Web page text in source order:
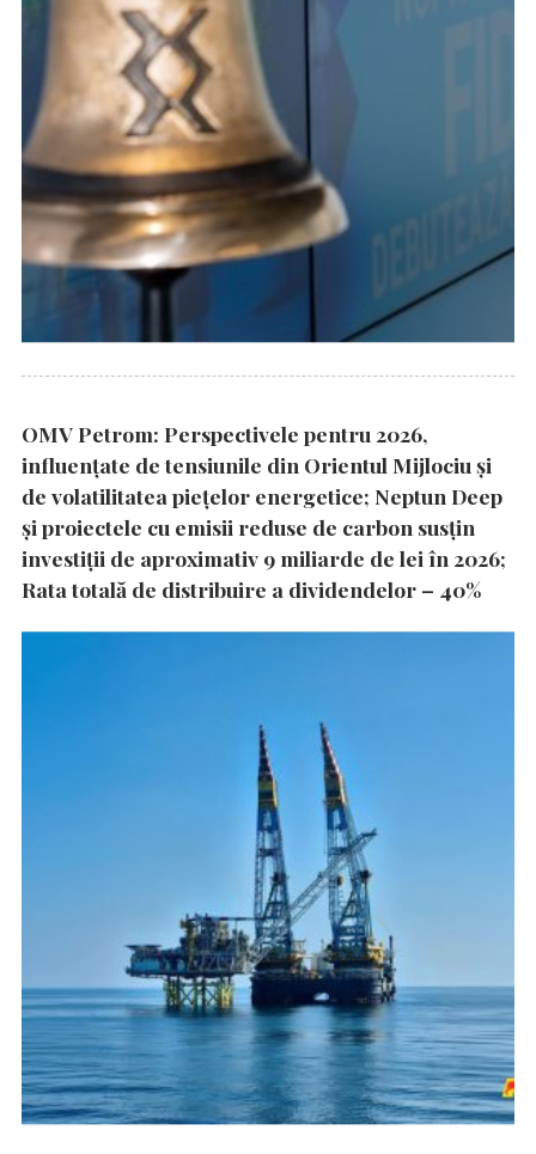
OMV Petrom: Perspectivele pentru 2026,
influențate de tensiunile din Orientul Mijlociu și
de volatilitatea piețelor energetice; Neptun Deep
și proiectele cu emisii reduse de carbon susțin
investiții de aproximativ 9 miliarde de lei în 2026;
Rata totală de distribuire a dividendelor – 40%